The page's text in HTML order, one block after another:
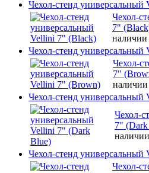
Чехол-стенд
Чехол-
7"
наличии
Чехол-стенд
Чехол-
7"
наличии
Чехол-стенд
Чехол-
7"
наличии
Чехол-стенд универсальный
Чехол-